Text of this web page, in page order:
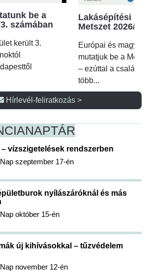
be a
számában
került 3.
Lakásépítési
Metszet 2026/2.
Európai és magyar
mutatjuk be a
– ezúttal a családi
több...
Hírlevél-feliratkozás >
NAPTÁR
vízszigetelések rendszerben
szeptember 17-én
nyílászáróknál és más
október 15-én
új kihívásokkal – tűzvédelem
november 12-én